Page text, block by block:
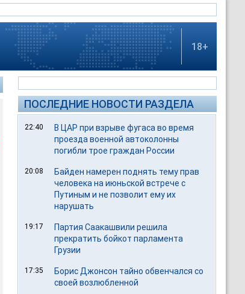
18+
ПОСЛЕДНИЕ НОВОСТИ РАЗДЕЛА
22:40
В ЦАР при взрыве фугаса во время
проезда военной автоколонны
погибли трое граждан России
20:08
Байден намерен поднять тему прав
человека на июньской встрече с
Путиным и не позволит ему их
нарушать
19:17
Партия Саакашвили решила
прекратить бойкот парламента
Грузии
17:35
Борис Джонсон тайно обвенчался со
своей возлюбленной